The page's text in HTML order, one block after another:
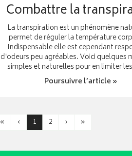
Combattre la
La transpiration est un phénomène
permet de réguler la température
Indispensable elle est cependant
d'odeurs peu agréables. Voici quelques
simples et naturelles pour en limiter
Poursuivre l’article »
« ‹ 1 2 › »